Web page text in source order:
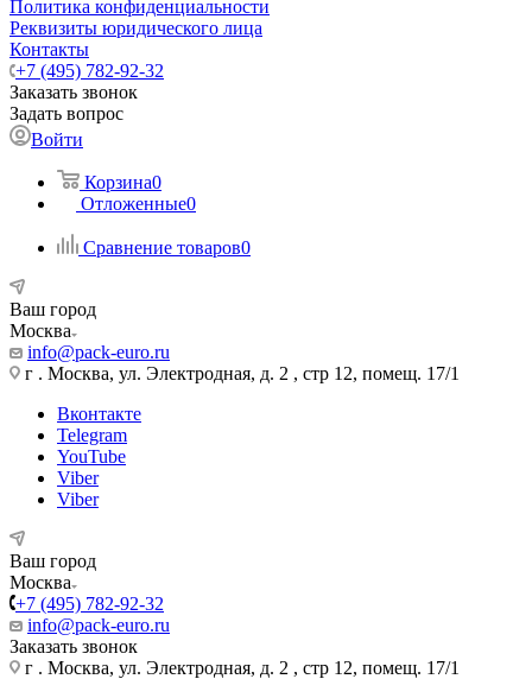
Политика конфиденциальности
Реквизиты юридического лица
Контакты
+7 (495) 782-92-32
Заказать звонок
Задать вопрос
Войти
Корзина0
Отложенные0
Сравнение товаров0
Ваш город
Москва
info@pack-euro.ru
г . Москва, ул. Электродная, д. 2 , стр 12, помещ. 17/1
Вконтакте
Telegram
YouTube
Viber
Viber
Ваш город
Москва
+7 (495) 782-92-32
info@pack-euro.ru
Заказать звонок
г . Москва, ул. Электродная, д. 2 , стр 12, помещ. 17/1